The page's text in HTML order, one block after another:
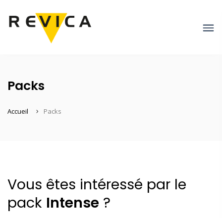
Packs
Accueil Packs
Vous êtes intéressé par le
pack Intense ?